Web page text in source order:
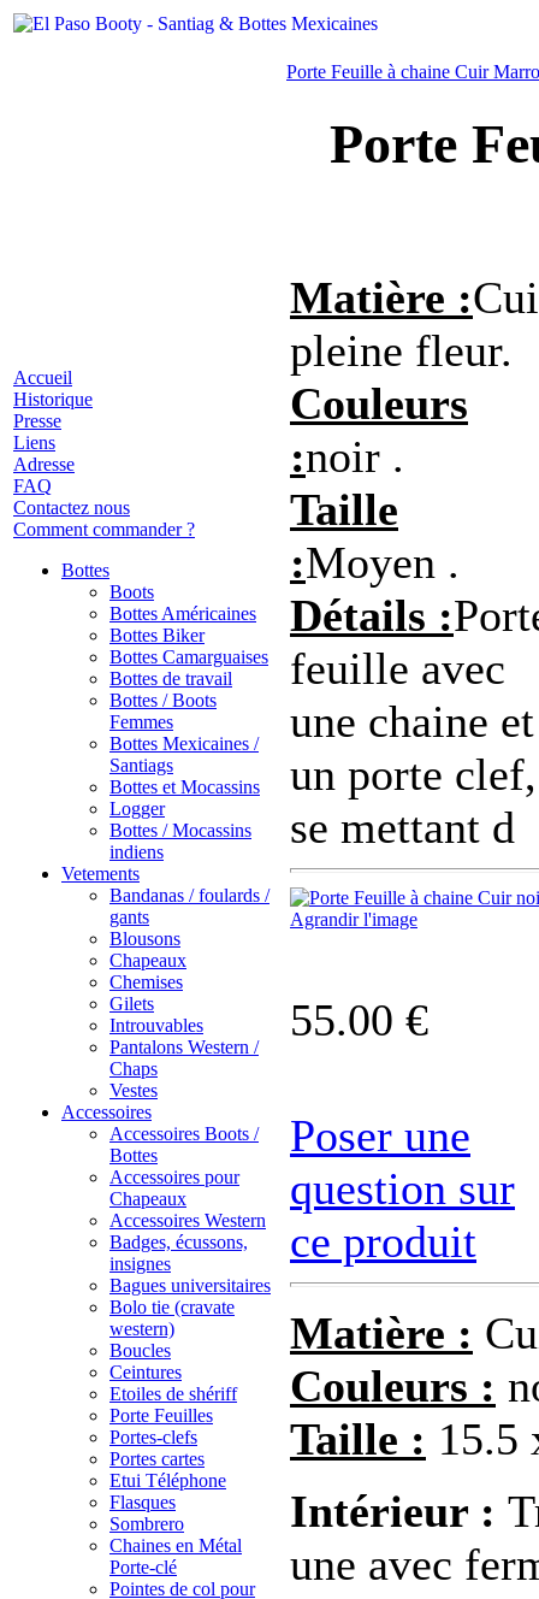
Accueil
Historique
Presse
Liens
Adresse
FAQ
Contactez nous
Comment commander ?
Bottes
Boots
Bottes Américaines
Bottes Biker
Bottes Camarguaises
Bottes de travail
Bottes / Boots
Femmes
Bottes Mexicaines /
Santiags
Bottes et Mocassins
Logger
Bottes / Mocassins
indiens
Vetements
Bandanas / foulards /
gants
Blousons
Chapeaux
Chemises
Gilets
Introuvables
Pantalons Western /
Chaps
Vestes
Accessoires
Accessoires Boots /
Bottes
Accessoires pour
Chapeaux
Accessoires Western
Badges, écussons,
insignes
Bagues universitaires
Bolo tie (cravate
western)
Boucles
Ceintures
Etoiles de shériff
Porte Feuilles
Portes-clefs
Portes cartes
Etui Téléphone
Flasques
Sombrero
Chaines en Métal
Porte-clé
Pointes de col pour
Porte Feuille à chaine Cuir
Porte
Matière :
pleine fleur.
Couleurs
:noir .
Taille
:Moyen .
Détails :
feuille avec
une chaine et
un porte clef,
se mettant d
Agrandir l'image
55.00 €
Poser une
question sur
ce produit
Matière :
Couleurs :
Taille : 15.5
Intérieur :
une avec